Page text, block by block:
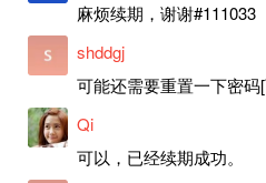
麻烦续期，谢谢#111033
shddgj
可能还需要重置一下密码
Qi
可以，已经续期成功。